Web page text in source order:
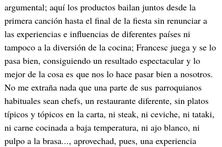
argumental; aquí los productos bailan juntos desde la
primera canción hasta el final de la fiesta sin renunciar a
las experiencias e influencias de diferentes países ni
tampoco a la diversión de la cocina; Francesc juega y se lo
pasa bien, consiguiendo un resultado espectacular y lo
mejor de la cosa es que nos lo hace pasar bien a nosotros.
No me extraña nada que una parte de sus parroquianos
habituales sean chefs, un restaurante diferente, sin platos
típicos y tópicos en la carta, ni steak, ni ceviche, ni tataki,
ni carne cocinada a baja temperatura, ni ajo blanco, ni
pulpo a la brasa..., aprovechad, pues, una experiencia